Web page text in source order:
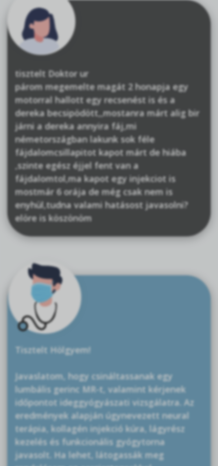
tisztelt Doktor ur
párom megemelte magát 2 honapja egy
motorral hallott egy recsenést is és a
dereka becsipödött,,mostanra márt alig bir
járni a dereka annyira fáj,mi
németországban lakunk sok féle
fájdalomcsillapitot kapot márt de hiába
,szinte egész éjjel fent van a
fájdalomtol,ma kapot egy injekciot is
mostmár 6 orája de még csak nem is
enyhül,tudna valami hatásost javasolni?
elöre is köszönöm
Tisztelt Hölgyem!
Javaslatom, hogy csináltassanak egy
lumbális gerinc MR-t, valamint kérjenek
időpontot ideggyógyászati vizsgálatra. Az
eredmények alapján úgynevezett neural
terápia, kollagén injekció kúra, lágyrész
kezelés és funkcionális gyógytorna
javasolt. Ha lehet, látogassák meg